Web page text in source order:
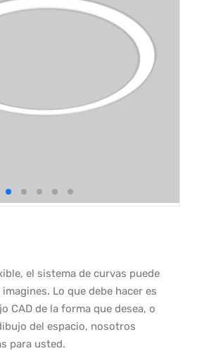
el sistema de curvas puede
Lo que debe hacer es
CAD de la forma que desea, o
del espacio, nosotros
para usted.